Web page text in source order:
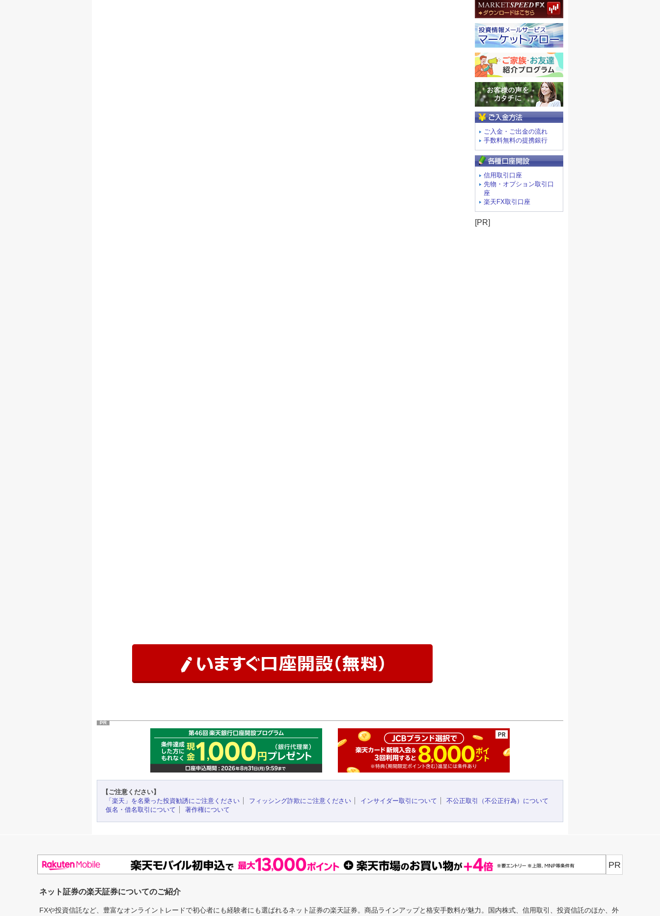
ご入金・ご出金の流れ
手数料無料の提携銀行
信用取引口座
先物・オプション取引口
座
楽天FX取引口座
[PR]
PR
【ご注意ください】
「楽天」を名乗った投資勧誘にご注意ください
フィッシング詐欺にご注意ください インサイダー取引について
不公正取引（不公正行為）について
仮名・借名取引について
著作権について
PR
ネット証券の楽天証券についてのご紹介
FXや投資信託など、豊富なオンライントレードで初心者にも経験者にも選ばれるネット証券の楽天証券。商品ラインアップと格安手数料が魅力。国内株式、信用取引、投資信託のほか、外